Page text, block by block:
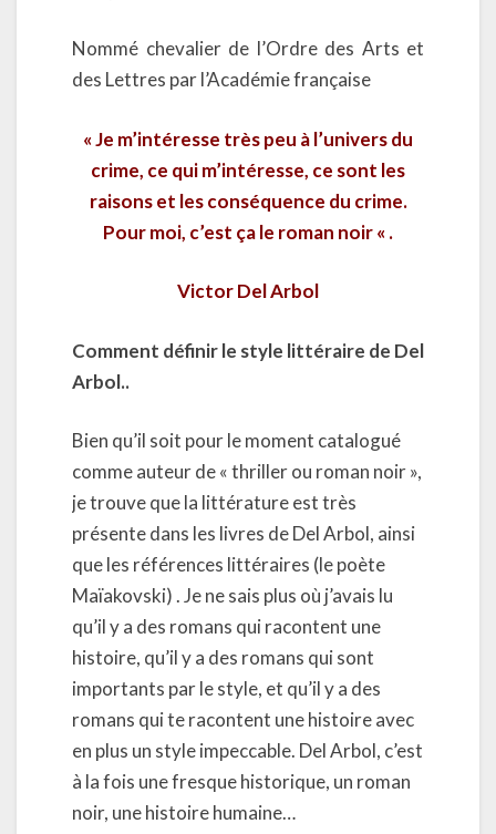
Nommé chevalier de l’Ordre des Arts et
des Lettres par l’Académie française
« Je m’intéresse très peu à l’univers du
crime, ce qui m’intéresse, ce sont les
raisons et les conséquence du crime.
Pour moi, c’est ça le roman noir « .
Victor Del Arbol
Comment définir le style littéraire de Del
Arbol..
Bien qu’il soit pour le moment catalogué
comme auteur de « thriller ou roman noir »,
je trouve que la littérature est très
présente dans les livres de Del Arbol, ainsi
que les références littéraires (le poète
Maïakovski) . Je ne sais plus où j’avais lu
qu’il y a des romans qui racontent une
histoire, qu’il y a des romans qui sont
importants par le style, et qu’il y a des
romans qui te racontent une histoire avec
en plus un style impeccable. Del Arbol, c’est
à la fois une fresque historique, un roman
noir, une histoire humaine…